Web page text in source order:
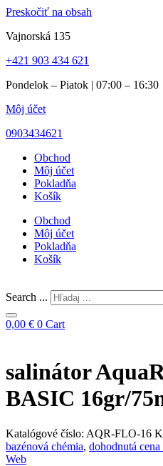
Preskočiť na obsah
Vajnorská 135
+421 903 434 621
Pondelok – Piatok | 07:00 – 16:30
Môj účet
0903434621
Obchod
Môj účet
Pokladňa
Košík
Obchod
Môj účet
Pokladňa
Košík
Search ...
0,00 € 0 Cart
salinátor
BASIC 16gr/
Katalógové číslo: AQR-FLO-16
bazénová chémia, dohodnutá cena
Web